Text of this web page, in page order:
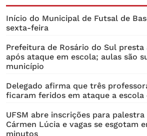
Início do Municipal de Futsal de
sexta-feira
Prefeitura de Rosário do Sul presta
após ataque em escola; aulas são
município
Delegado afirma que três
ficaram feridos em ataque a escola
UFSM abre inscrições para
Cármen Lúcia e vagas se esgotam
minutos